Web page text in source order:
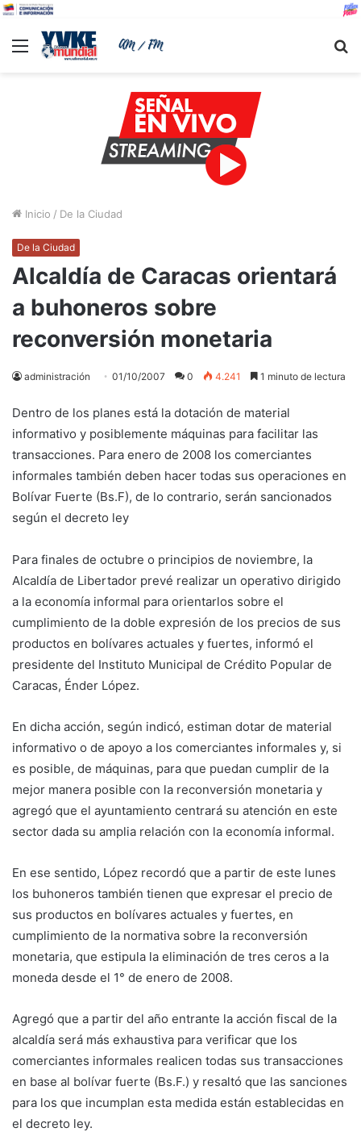
Menu
Inicio / De la Ciudad
De la Ciudad
Alcaldía de Caracas orientará
a buhoneros sobre
reconversión monetaria
administración 01/10/2007 0 4.241 1 minuto de lectura
Dentro de los planes está la dotación de material
informativo y posiblemente máquinas para facilitar las
transacciones. Para enero de 2008 los comerciantes
informales también deben hacer todas sus operaciones en
Bolívar Fuerte (Bs.F), de lo contrario, serán sancionados
según el decreto ley
Para finales de octubre o principios de noviembre, la
Alcaldía de Libertador prevé realizar un operativo dirigido
a la economía informal para orientarlos sobre el
cumplimiento de la doble expresión de los precios de sus
productos en bolívares actuales y fuertes, informó el
presidente del Instituto Municipal de Crédito Popular de
Caracas, Énder López.
En dicha acción, según indicó, estiman dotar de material
informativo o de apoyo a los comerciantes informales y, si
es posible, de máquinas, para que puedan cumplir de la
mejor manera posible con la reconversión monetaria y
agregó que el ayuntamiento centrará su atención en este
sector dada su amplia relación con la economía informal.
En ese sentido, López recordó que a partir de este lunes
los buhoneros también tienen que expresar el precio de
sus productos en bolívares actuales y fuertes, en
cumplimiento de la normativa sobre la reconversión
monetaria, que estipula la eliminación de tres ceros a la
moneda desde el 1° de enero de 2008.
Agregó que a partir del año entrante la acción fiscal de la
alcaldía será más exhaustiva para verificar que los
comerciantes informales realicen todas sus transacciones
en base al bolívar fuerte (Bs.F.) y resaltó que las sanciones
para los que incumplan esta medida están establecidas en
el decreto ley.